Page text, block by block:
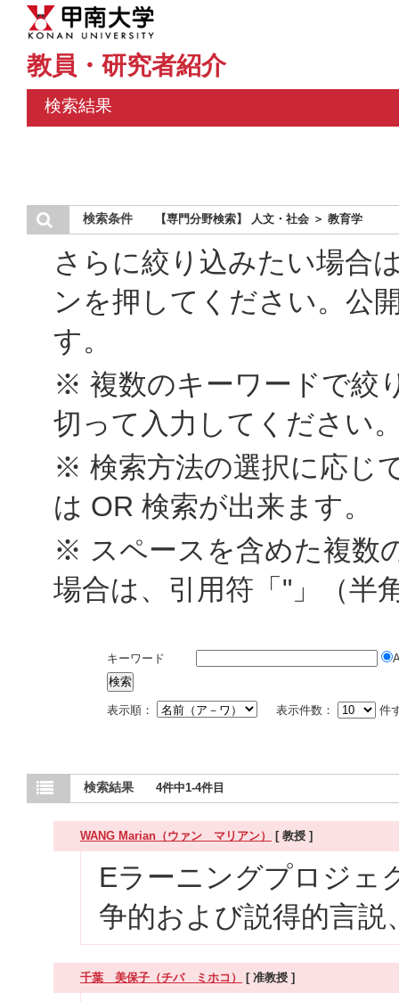
教員・研究者紹介
検索結果
検索条件 【専門分野検索】 人文・社会 ＞ 教育学
さらに絞り込みたい場合
ンを押してください。公
す。
※ 複数のキーワードで絞
切って入力してください
※ 検索方法の選択に応じ
は OR 検索が出来ます。
※ スペースを含めた複数
場合は、引用符「"」（半
キーワード
表示順： 表示件数： 件
検索結果 4件中1-4件目
WANG Marian（ウァン マリアン） [ 教授 ]
Eラーニングプロジェ
争的および説得的言
千葉 美保子（チバ ミホコ） [ 准教授 ]